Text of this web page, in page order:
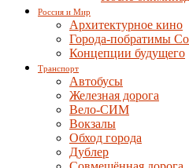
Россия и Мир
Архитектурное кино
Города-побратимы
Концепции будущего
Транспорт
Автобусы
Железная дорога
Вело-СИМ
Вокзалы
Обход города
Дублер